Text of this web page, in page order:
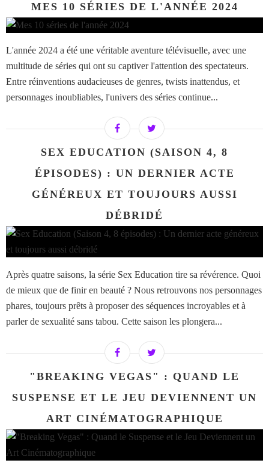
MES 10 SÉRIES DE L'ANNÉE 2024
L'année 2024 a été une véritable aventure télévisuelle, avec une
multitude de séries qui ont su captiver l'attention des spectateurs.
Entre réinventions audacieuses de genres, twists inattendus, et
personnages inoubliables, l'univers des séries continue...
SEX EDUCATION (SAISON 4, 8
ÉPISODES) : UN DERNIER ACTE
GÉNÉREUX ET TOUJOURS AUSSI
DÉBRIDÉ
Après quatre saisons, la série Sex Education tire sa révérence. Quoi
de mieux que de finir en beauté ? Nous retrouvons nos personnages
phares, toujours prêts à proposer des séquences incroyables et à
parler de sexualité sans tabou. Cette saison les plongera...
"BREAKING VEGAS" : QUAND LE
SUSPENSE ET LE JEU DEVIENNENT UN
ART CINÉMATOGRAPHIQUE